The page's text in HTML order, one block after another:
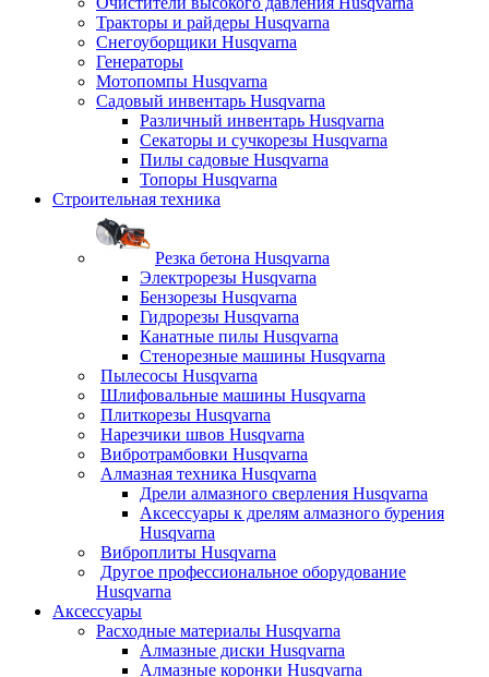
Тракторы и райдеры Husqvarna
Снегоуборщики Husqvarna
Генераторы
Мотопомпы Husqvarna
Садовый инвентарь Husqvarna
Различный инвентарь Husqvarna
Секаторы и сучкорезы Husqvarna
Пилы садовые Husqvarna
Топоры Husqvarna
Строительная техника
Резка бетона Husqvarna
Электрорезы Husqvarna
Бензорезы Husqvarna
Гидрорезы Husqvarna
Канатные пилы Husqvarna
Стенорезные машины Husqvarna
Пылесосы Husqvarna
Шлифовальные машины Husqvarna
Плиткорезы Husqvarna
Нарезчики швов Husqvarna
Вибротрамбовки Husqvarna
Алмазная техника Husqvarna
Дрели алмазного сверления Husqvarna
Аксессуары к дрелям алмазного бурения
Husqvarna
Виброплиты Husqvarna
Другое профессиональное оборудование
Husqvarna
Аксессуары
Расходные материалы Husqvarna
Алмазные диски Husqvarna
Алмазные коронки Husqvarna